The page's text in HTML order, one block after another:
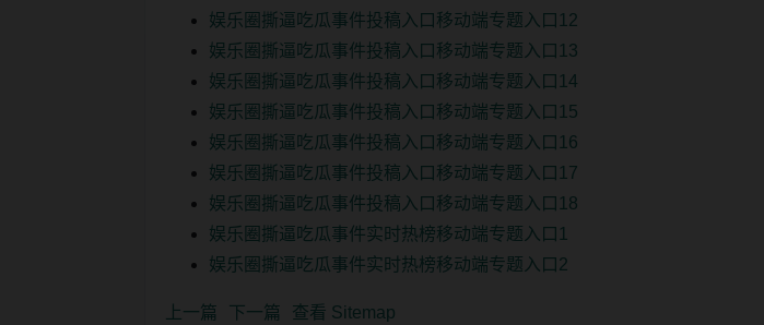
娱乐圈撕逼吃瓜事件投稿入口移动端专题入口12
娱乐圈撕逼吃瓜事件投稿入口移动端专题入口13
娱乐圈撕逼吃瓜事件投稿入口移动端专题入口14
娱乐圈撕逼吃瓜事件投稿入口移动端专题入口15
娱乐圈撕逼吃瓜事件投稿入口移动端专题入口16
娱乐圈撕逼吃瓜事件投稿入口移动端专题入口17
娱乐圈撕逼吃瓜事件投稿入口移动端专题入口18
娱乐圈撕逼吃瓜事件实时热榜移动端专题入口1
娱乐圈撕逼吃瓜事件实时热榜移动端专题入口2
上一篇 下一篇 查看 Sitemap